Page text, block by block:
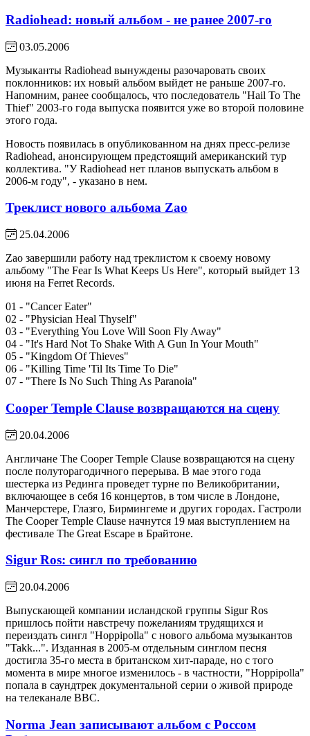
Radiohead: новый альбом - не ранее 2007-го
03.05.2006
Музыканты Radiohead вынуждены разочаровать своих
поклонников: их новый альбом выйдет не раньше 2007-го.
Напомним, ранее сообщалось, что последователь "Hail To The
Thief" 2003-го года выпуска появится уже во второй половине
этого года.
Новость появилась в опубликованном на днях пресс-релизе
Radiohead, анонсирующем предстоящий американский тур
коллектива. "У Radiohead нет планов выпускать альбом в
2006-м году", - указано в нем.
Треклист нового альбома Zao
25.04.2006
Zao завершили работу над треклистом к своему новому
альбому "The Fear Is What Keeps Us Here", который выйдет 13
июня на Ferret Records.
01 - "Cancer Eater"
02 - "Physician Heal Thyself"
03 - "Everything You Love Will Soon Fly Away"
04 - "It's Hard Not To Shake With A Gun In Your Mouth"
05 - "Kingdom Of Thieves"
06 - "Killing Time 'Til Its Time To Die"
07 - "There Is No Such Thing As Paranoia"
Cooper Temple Clause возвращаются на сцену
20.04.2006
Англичане The Cooper Temple Clause возвращаются на сцену
после полуторагодичного перерыва. В мае этого года
шестерка из Рединга проведет турне по Великобритании,
включающее в себя 16 концертов, в том числе в Лондоне,
Манчерстере, Глазго, Бирмингеме и других городах. Гастроли
The Cooper Temple Clause начнутся 19 мая выступлением на
фестивале The Great Escape в Брайтоне.
Sigur Ros: сингл по требованию
20.04.2006
Выпускающей компании исландской группы Sigur Ros
пришлось пойти навстречу пожеланиям трудящихся и
переиздать сингл "Hoppipolla" с нового альбома музыкантов
"Takk...". Изданная в 2005-м отдельным синглом песня
достигла 35-го места в британском хит-параде, но с того
момента в мире многое изменилось - в частности, "Hoppipolla"
попала в саундтрек документальной серии о живой природе
на телеканале BBC.
Norma Jean записывают альбом с Россом